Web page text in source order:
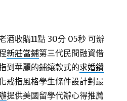
酒收購11點 30分 05秒 可辦
新莊當鋪第三代民間融資借
到華麗的鋪鑲款式的求婚鑽
戒指風格學生條件設計對最
提供美國留學代辦心得推薦